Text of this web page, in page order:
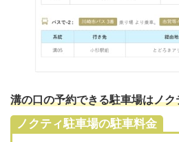
溝の口の予約できる駐車場はノ
ノクティ駐車場の駐車料金